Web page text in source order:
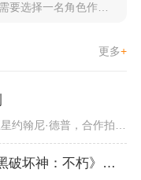
更多+
庇护之地CG燃爆公映《暗黑破坏神：不朽》今日全平台上线